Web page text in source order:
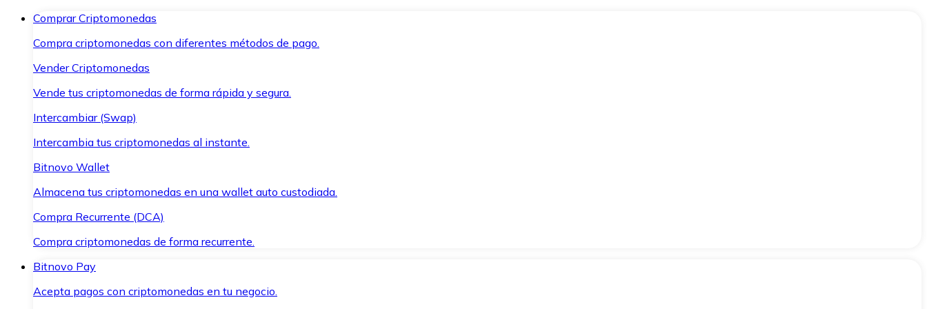
Comprar Criptomonedas
Compra criptomonedas con diferentes métodos de pago.
Vender Criptomonedas
Vende tus criptomonedas de forma rápida y segura.
Intercambiar (Swap)
Intercambia tus criptomonedas al instante.
Bitnovo Wallet
Almacena tus criptomonedas en una wallet auto custodiada.
Compra Recurrente (DCA)
Compra criptomonedas de forma recurrente.
Bitnovo Pay
Acepta pagos con criptomonedas en tu negocio.